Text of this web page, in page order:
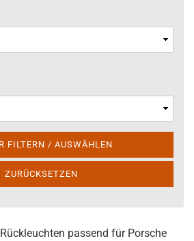
FILTERN / AUSWÄHLEN
ZURÜCKSETZEN
passend für Porsche